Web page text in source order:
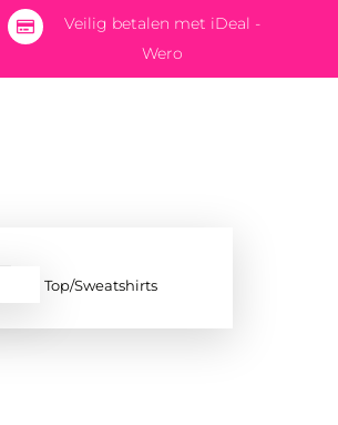
Veilig betalen met iDeal -
Wero
Top/Sweatshirts